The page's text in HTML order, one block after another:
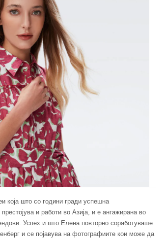
која што со години гради успешна
и работи во Азија, и е ангажирана во
Успех и што Елена повторно соработуваше
и се појавува на фотографиите кои може да